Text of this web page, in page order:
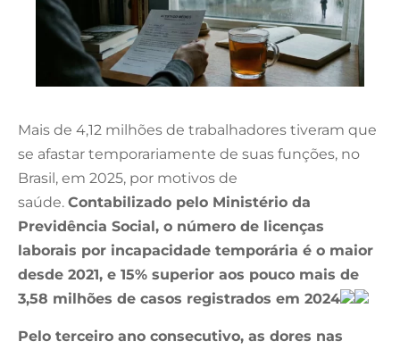
Mais de 4,12 milhões de trabalhadores tiveram que
se afastar temporariamente de suas funções, no
Brasil, em 2025, por motivos de
saúde. Contabilizado pelo Ministério da
Previdência Social, o número de licenças
laborais por incapacidade temporária é o maior
desde 2021, e 15% superior aos pouco mais de
3,58 milhões de casos registrados em 2024
Pelo terceiro ano consecutivo, as dores nas